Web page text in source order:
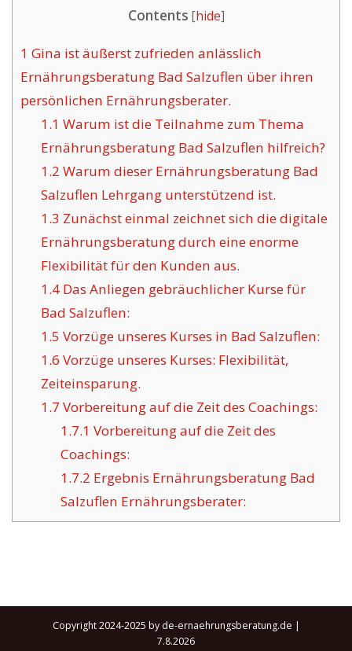
Contents [hide]
1 Gina ist äußerst zufrieden anlässlich
Ernährungsberatung Bad Salzuflen über ihren
persönlichen Ernährungsberater.
1.1 Warum ist die Teilnahme zum Thema
Ernährungsberatung Bad Salzuflen hilfreich?
1.2 Warum dieser Ernährungsberatung Bad
Salzuflen Lehrgang unterstützend ist.
1.3 Zunächst einmal zeichnet sich die digitale
Ernährungsberatung durch eine enorme
Flexibilität für den Kunden aus.
1.4Das Anliegen gebräuchlicher Kurse für
Bad Salzuflen:
1.5 Vorzüge unseres Kurses in Bad Salzuflen:
1.6 Vorzüge unseres Kurses: Flexibilität,
Zeiteinsparung.
1.7 Vorbereitung auf die Zeit des Coachings:
1.7.1 Vorbereitung auf die Zeit des
Coachings:
1.7.2 Ergebnis Ernährungsberatung Bad
Salzuflen Ernährungsberater:
Copyright 2024-2025 by de-ernaehrungsberatung.de |
7.8.2026